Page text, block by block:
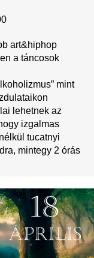
art&hiphop
a táncosok
mint
lehetnek az
izgalmas
tucatnyi
mintegy 2 órás